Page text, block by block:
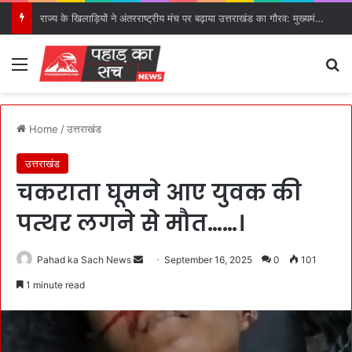
राज्य के खिलाड़ियों ने अंतरराष्ट्रीय मंच पर बढ़ाया उत्तराखंड का गौरव: मुख्यमंत्री।
Menu
Home /उत्तराखंड
उत्तराखंड
चकराता घूमने आए युवक की
पत्थर लगने से मौत……।
Pahad ka Sach News
d
a
September 16, 2025 0 101
1 minute read